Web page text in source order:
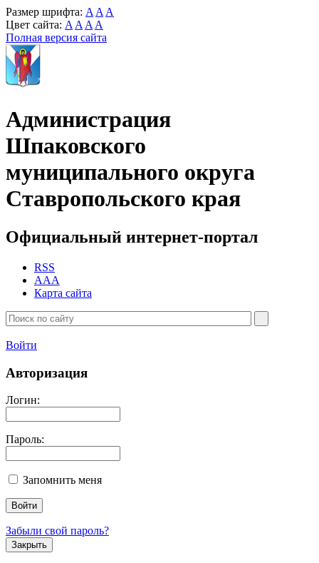
Размер шрифта: A A A
Цвет сайта: A A A A
Полная версия сайта
Администрация
Шпаковского
муниципального округа
Ставропольского края
Официальный интернет-портал
RSS
AAA
Карта сайта
Войти
Авторизация
Логин:
Пароль:
Запомнить меня
Забыли свой пароль?
Закрыть